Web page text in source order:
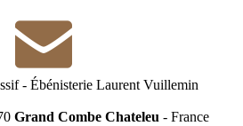
- Ébénisterie Laurent Vuillemin
Grand Combe Chateleu - France